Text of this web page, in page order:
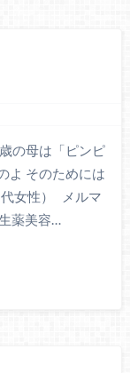
の母は「ピンピ
よ そのためには
女性） メルマ
薬美容…